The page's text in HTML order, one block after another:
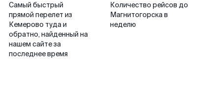
Самый быстрый
прямой перелет из
Кемерово туда и
обратно, найденный на
нашем сайте за
последнее время
Количество рейсов до
Магнитогорска в
неделю